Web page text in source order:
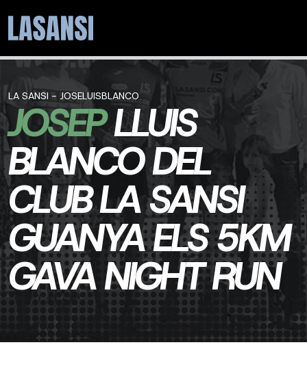
LA SANSI - JOSELUISBLANCO
JOSEPLLUIS
BLANCO DEL
CLUB LA SANSI
GUANYA ELS 5KM
GAVA NIGHT RUN